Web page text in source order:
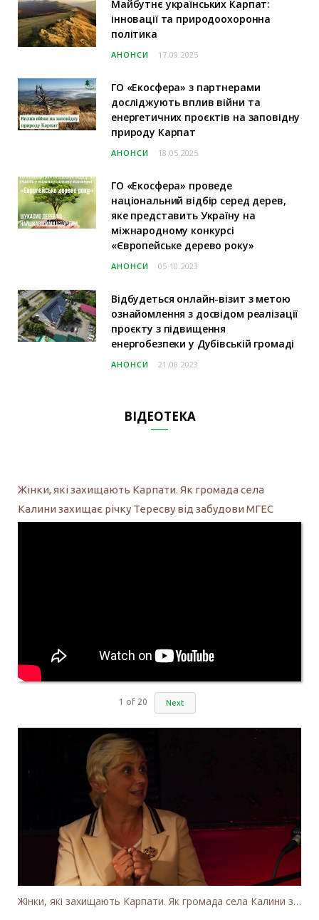
Майбутнє українських Карпат:
інновації та природоохоронна
політика
АНОНСИ 17.09.2025
ГО «Екосфера» з партнерами
досліджують вплив війни та
енергетичних проєктів на заповідну
природу Карпат
АНОНСИ 18.05.2025
ГО «Екосфера» проведе
національний відбір серед дерев,
яке представить Україну на
міжнародному конкурсі
«Європейське дерево року»
АНОНСИ 05.10.2023
Відбудеться онлайн-візит з метою
ознайомлення з досвідом реалізації
проєкту з підвищення
енергобезпеки у Дубівській громаді
АНОНСИ 21.08.2023
ВІДЕОТЕКА
Жінки, які захищають Карпати. Як громада села
Калини захищає річку Тересву від забудови МГЕС
1 of 20 Next
Жінки, які захищають Карпати. Як громада села Калини захищає річку Тересву від забудови МГЕС